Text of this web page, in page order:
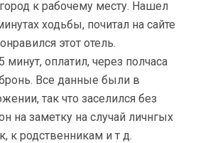
к рабочему месту. Нашел
ходьбы, почитал на сайте
этот отель.
минут, оплатил, через полчаса
Все данные были в
так что заселился без
на заметку на случай личнгых
к родственникам и т д.